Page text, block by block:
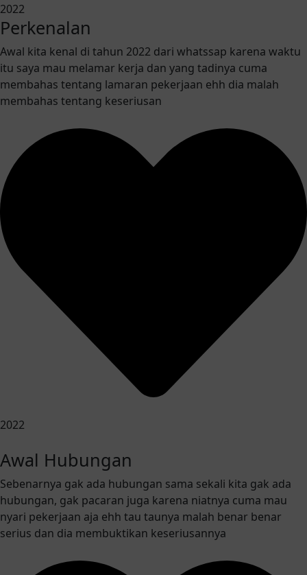
2022
Perkenalan
Awal kita kenal di tahun 2022 dari whatssap karena waktu
itu saya mau melamar kerja dan yang tadinya cuma
membahas tentang lamaran pekerjaan ehh dia malah
membahas tentang keseriusan
2022
Awal Hubungan
Sebenarnya gak ada hubungan sama sekali kita gak ada
hubungan, gak pacaran juga karena niatnya cuma mau
nyari pekerjaan aja ehh tau taunya malah benar benar
serius dan dia membuktikan keseriusannya